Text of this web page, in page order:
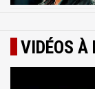
VIDÉOS À